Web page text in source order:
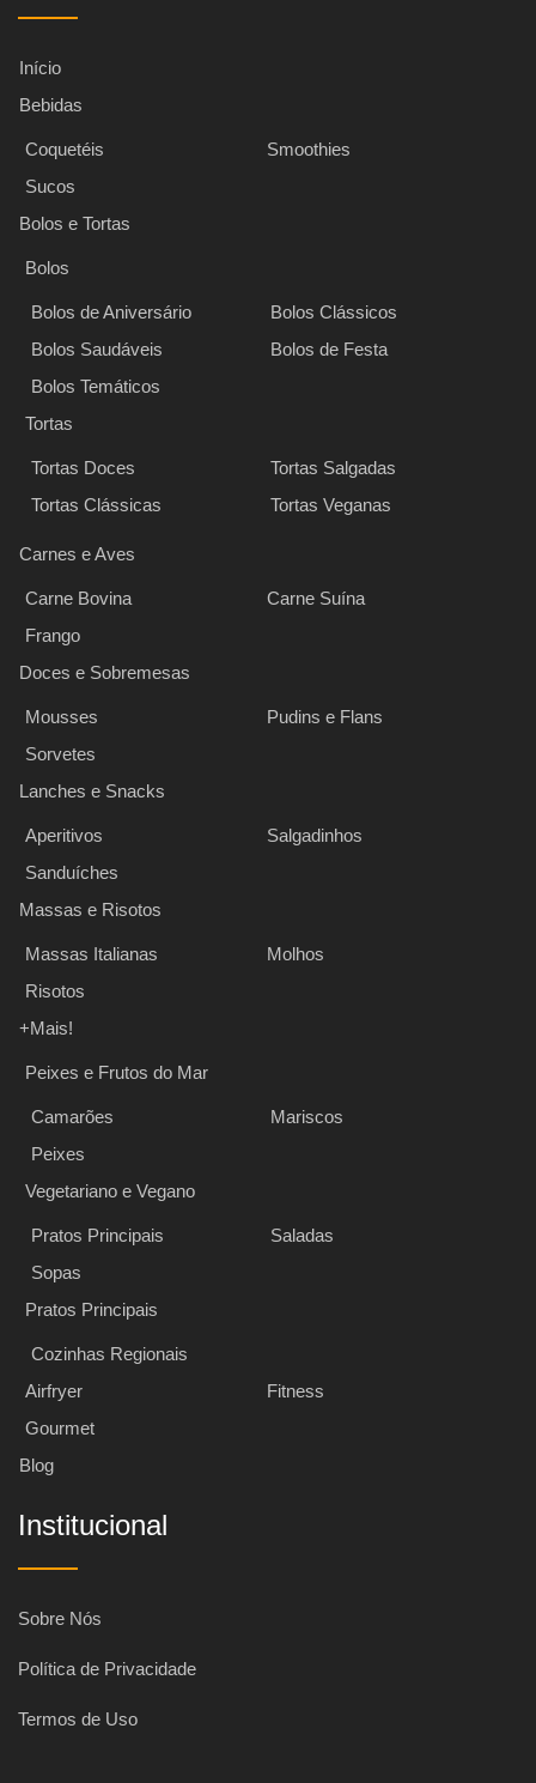
Início
Bebidas
Coquetéis
Smoothies
Sucos
Bolos e Tortas
Bolos
Bolos de Aniversário
Bolos Clássicos
Bolos Saudáveis
Bolos de Festa
Bolos Temáticos
Tortas
Tortas Doces
Tortas Salgadas
Tortas Clássicas
Tortas Veganas
Carnes e Aves
Carne Bovina
Carne Suína
Frango
Doces e Sobremesas
Mousses
Pudins e Flans
Sorvetes
Lanches e Snacks
Aperitivos
Salgadinhos
Sanduíches
Massas e Risotos
Massas Italianas
Molhos
Risotos
+Mais!
Peixes e Frutos do Mar
Camarões
Mariscos
Peixes
Vegetariano e Vegano
Pratos Principais
Saladas
Sopas
Pratos Principais
Cozinhas Regionais
Airfryer
Fitness
Gourmet
Blog
Institucional
Sobre Nós
Política de Privacidade
Termos de Uso